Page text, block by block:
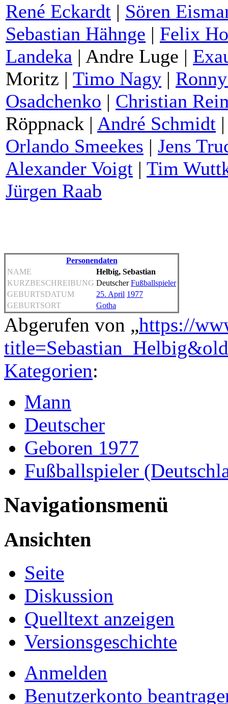
René Eckardt | Sören
Sebastian Hähnge | Felix
Landeka | Andre Luge |
Moritz | Timo Nagy |
Osadchenko | Christian
Röppnack | André Schmidt
Orlando Smeekes | Jens
Alexander Voigt | Tim
Jürgen Raab
Personendaten
NAME
Helbig, Sebastian
KURZBESCHREIBUNG DeutscherFußballspieler
GEBURTSDATUM
25. April 1977
GEBURTSORT
Gotha
Abgerufen von „https://
Kategorien:
Mann
Deutscher
Geboren 1977
Fußballspieler
Navigationsmenü
Ansichten
Seite
Diskussion
Quelltext anzeigen
Versionsgeschichte
Anmelden
Benutzerkonto